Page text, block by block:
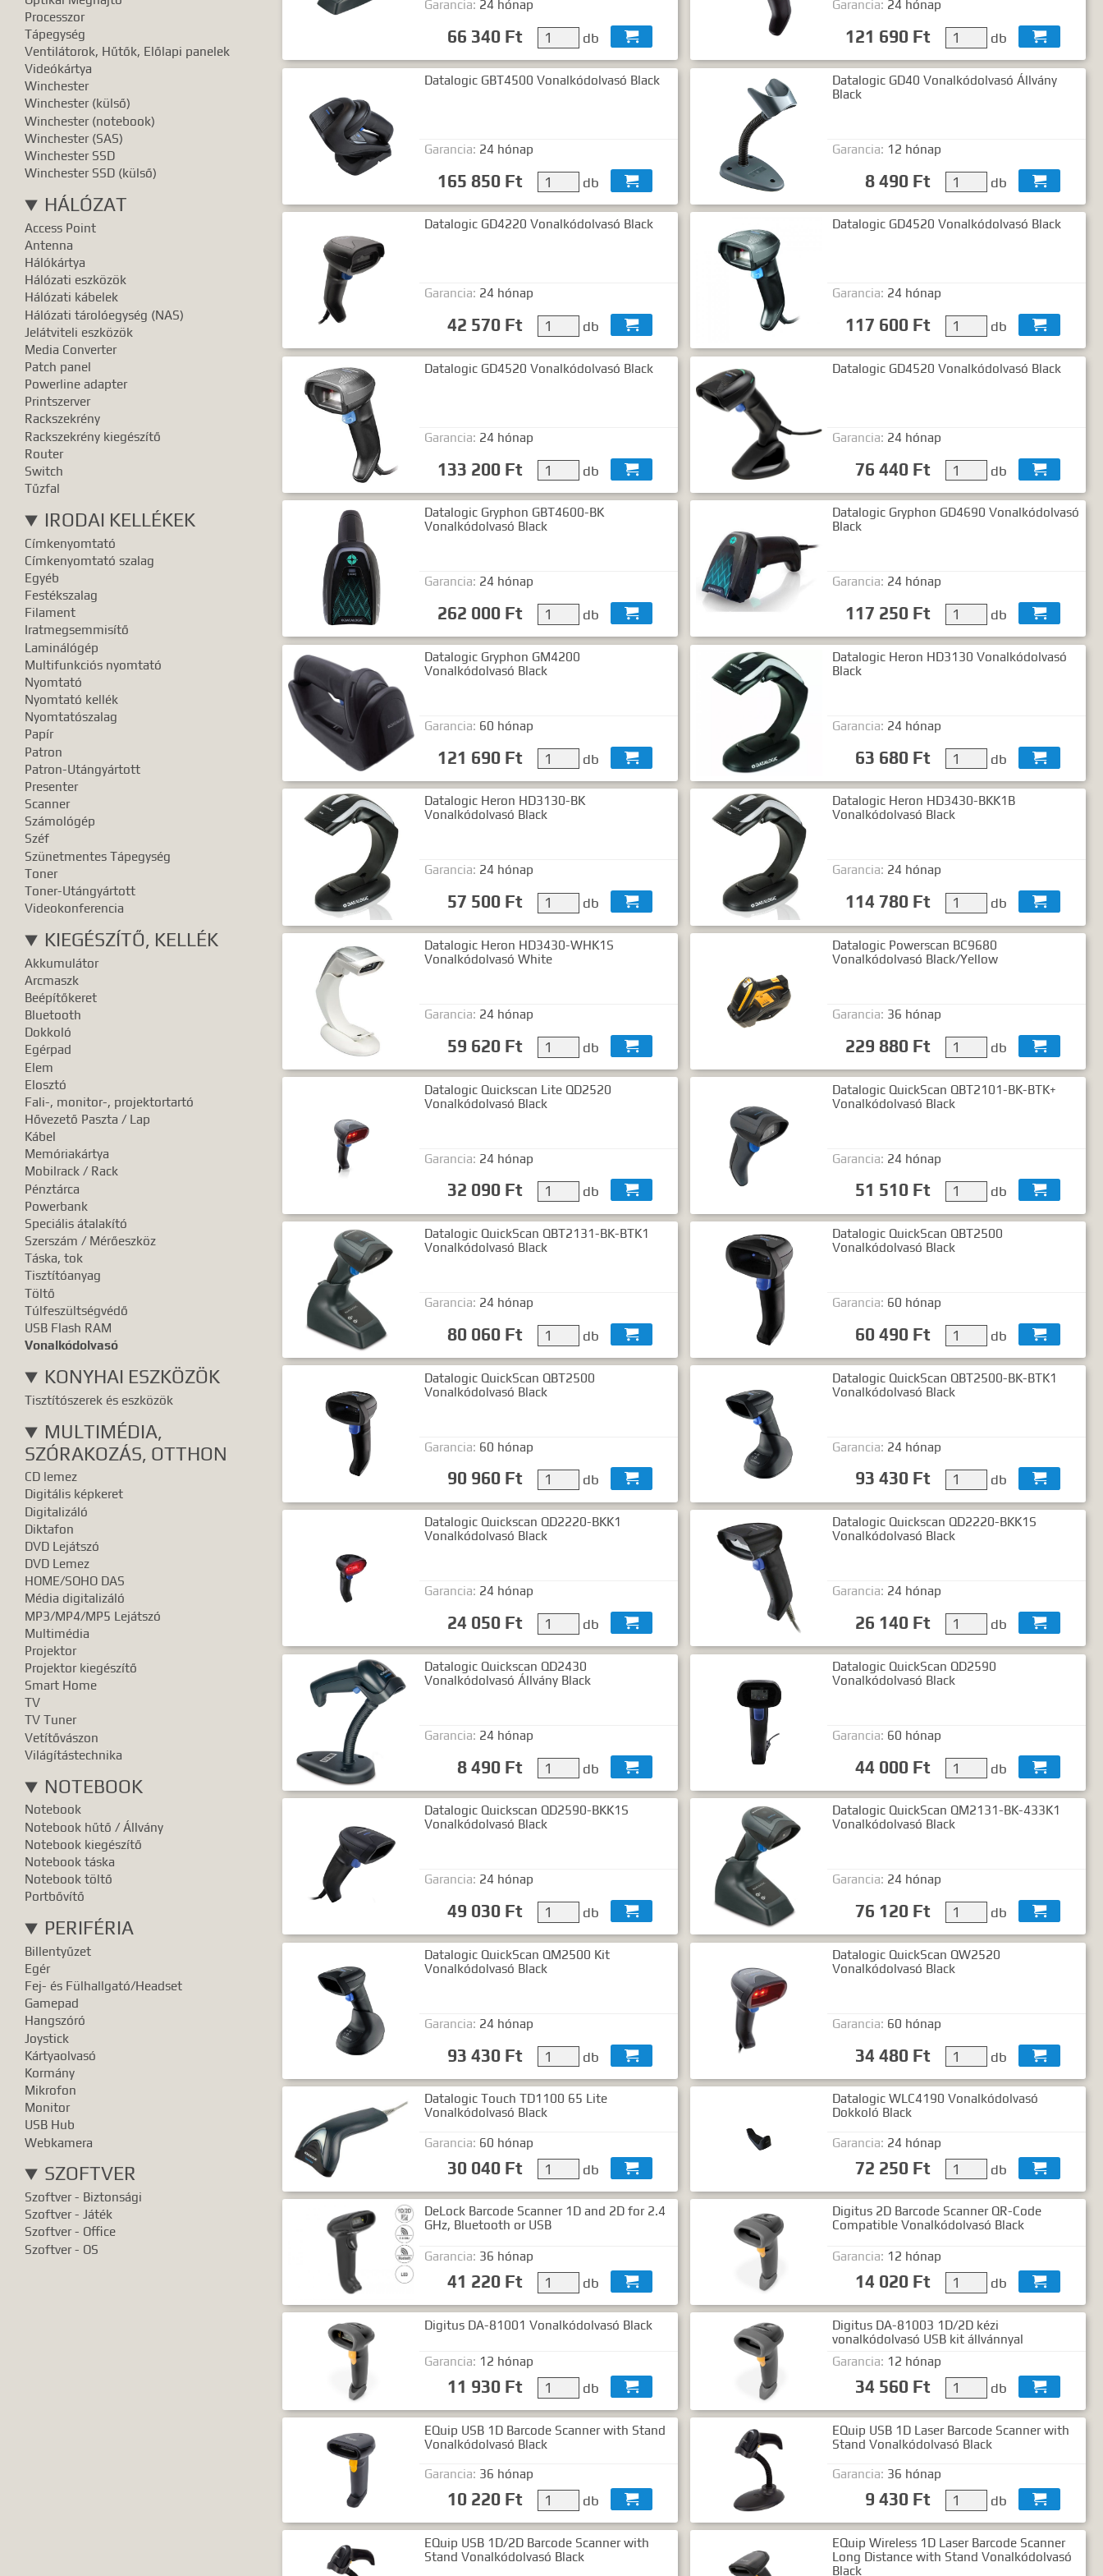
Pontos egyezéshez mindkét esetben használhatja az idézőjeleket:
"szó1 szó2 szó..."
Processzor
Tápegység
Ventilátorok, Hűtők, Előlapi panelek
Videókártya
Winchester
Winchester (külső)
Winchester (notebook)
Winchester (SAS)
Winchester SSD
Winchester SSD (külső)
HÁLÓZAT
Access Point
Antenna
Hálókártya
Hálózati eszközök
Hálózati kábelek
Hálózati tárolóegység (NAS)
Jelátviteli eszközök
Media Converter
Patch panel
Powerline adapter
Printszerver
Rackszekrény
Rackszekrény kiegészítő
Router
Switch
Tűzfal
IRODAI KELLÉKEK
Címkenyomtató
Címkenyomtató szalag
Egyéb
Festékszalag
Filament
Iratmegsemmisítő
Laminálógép
Multifunkciós nyomtató
Nyomtató
Nyomtató kellék
Nyomtatószalag
Papír
Patron
Patron-Utángyártott
Presenter
Scanner
Számológép
Széf
Szünetmentes Tápegység
Toner
Toner-Utángyártott
Videokonferencia
KIEGÉSZÍTŐ, KELLÉK
Akkumulátor
Arcmaszk
Beépítőkeret
Bluetooth
Dokkoló
Egérpad
Elem
Elosztó
Fali-, monitor-, projektortartó
Hővezető Paszta / Lap
Kábel
Memóriakártya
Mobilrack / Rack
Pénztárca
Powerbank
Speciális átalakító
Szerszám / Mérőeszköz
Táska, tok
Tisztítóanyag
Töltő
Túlfeszültségvédő
USB Flash RAM
Vonalkódolvasó
KONYHAI ESZKÖZÖK
Tisztítószerek és eszközök
MULTIMÉDIA,
SZÓRAKOZÁS, OTTHON
CD lemez
Digitális képkeret
Digitalizáló
Diktafon
DVD Lejátszó
DVD Lemez
HOME/SOHO DAS
Média digitalizáló
MP3/MP4/MP5 Lejátszó
Multimédia
Projektor
Projektor kiegészítő
Smart Home
TV
TV Tuner
Vetítővászon
Világítástechnika
NOTEBOOK
Notebook
Notebook hűtő / Állvány
Notebook kiegészítő
Notebook táska
Notebook töltő
Portbővítő
PERIFÉRIA
Billentyűzet
Egér
Fej- és Fülhallgató/Headset
Gamepad
Hangszóró
Joystick
Kártyaolvasó
Kormány
Mikrofon
Monitor
USB Hub
Webkamera
SZOFTVER
Szoftver - Biztonsági
Szoftver - Játék
Szoftver - Office
Szoftver - OS
Garancia: 24 hónap
66 340 Ft db 
Garancia: 24 hónap
121 690 Ft db 
Datalogic GBT4500 Vonalkódolvasó Black
Garancia: 24 hónap
165 850 Ft db 
Datalogic GD40 Vonalkódolvasó Állvány
Black
Garancia: 12 hónap
8 490 Ft db 
Datalogic GD4220 Vonalkódolvasó Black
Garancia: 24 hónap
42 570 Ft db 
Datalogic GD4520 Vonalkódolvasó Black
Garancia: 24 hónap
117 600 Ft db 
Datalogic GD4520 Vonalkódolvasó Black
Garancia: 24 hónap
133 200 Ft db 
Datalogic GD4520 Vonalkódolvasó Black
Garancia: 24 hónap
76 440 Ft db 
Datalogic Gryphon GBT4600-BK
Vonalkódolvasó Black
Garancia: 24 hónap
262 000 Ft db 
Datalogic Gryphon GD4690 Vonalkódolvasó
Black
Garancia: 24 hónap
117 250 Ft db 
Datalogic Gryphon GM4200
Vonalkódolvasó Black
Garancia: 60 hónap
121 690 Ft db 
Datalogic Heron HD3130 Vonalkódolvasó
Black
Garancia: 24 hónap
63 680 Ft db 
Datalogic Heron HD3130-BK
Vonalkódolvasó Black
Garancia: 24 hónap
57 500 Ft db 
Datalogic Heron HD3430-BKK1B
Vonalkódolvasó Black
Garancia: 24 hónap
114 780 Ft db 
Datalogic Heron HD3430-WHK1S
Vonalkódolvasó White
Garancia: 24 hónap
59 620 Ft db 
Datalogic Powerscan BC9680
Vonalkódolvasó Black/Yellow
Garancia: 36 hónap
229 880 Ft db 
Datalogic Quickscan Lite QD2520
Vonalkódolvasó Black
Garancia: 24 hónap
32 090 Ft db 
Datalogic QuickScan QBT2101-BK-BTK+
Vonalkódolvasó Black
Garancia: 24 hónap
51 510 Ft db 
Datalogic QuickScan QBT2131-BK-BTK1
Vonalkódolvasó Black
Garancia: 24 hónap
80 060 Ft db 
Datalogic QuickScan QBT2500
Vonalkódolvasó Black
Garancia: 60 hónap
60 490 Ft db 
Datalogic QuickScan QBT2500
Vonalkódolvasó Black
Garancia: 60 hónap
90 960 Ft db 
Datalogic QuickScan QBT2500-BK-BTK1
Vonalkódolvasó Black
Garancia: 24 hónap
93 430 Ft db 
Datalogic Quickscan QD2220-BKK1
Vonalkódolvasó Black
Garancia: 24 hónap
24 050 Ft db 
Datalogic Quickscan QD2220-BKK1S
Vonalkódolvasó Black
Garancia: 24 hónap
26 140 Ft db 
Datalogic Quickscan QD2430
Vonalkódolvasó Állvány Black
Garancia: 24 hónap
8 490 Ft db 
Datalogic QuickScan QD2590
Vonalkódolvasó Black
Garancia: 60 hónap
44 000 Ft db 
Datalogic Quickscan QD2590-BKK1S
Vonalkódolvasó Black
Garancia: 24 hónap
49 030 Ft db 
Datalogic QuickScan QM2131-BK-433K1
Vonalkódolvasó Black
Garancia: 24 hónap
76 120 Ft db 
Datalogic QuickScan QM2500 Kit
Vonalkódolvasó Black
Garancia: 24 hónap
93 430 Ft db 
Datalogic QuickScan QW2520
Vonalkódolvasó Black
Garancia: 60 hónap
34 480 Ft db 
Datalogic Touch TD1100 65 Lite
Vonalkódolvasó Black
Garancia: 60 hónap
30 040 Ft db 
Datalogic WLC4190 Vonalkódolvasó
Dokkoló Black
Garancia: 24 hónap
72 250 Ft db 
DeLock Barcode Scanner 1D and 2D for 2.4
GHz, Bluetooth or USB
Garancia: 36 hónap
41 220 Ft db 
Digitus 2D Barcode Scanner QR-Code
Compatible Vonalkódolvasó Black
Garancia: 12 hónap
14 020 Ft db 
Digitus DA-81001 Vonalkódolvasó Black
Garancia: 12 hónap
11 930 Ft db 
Digitus DA-81003 1D/2D kézi
vonalkódolvasó USB kit állvánnyal
Garancia: 12 hónap
34 560 Ft db 
EQuip USB 1D Barcode Scanner with Stand
Vonalkódolvasó Black
Garancia: 36 hónap
10 220 Ft db 
EQuip USB 1D Laser Barcode Scanner with
Stand Vonalkódolvasó Black
Garancia: 36 hónap
9 430 Ft db 
EQuip USB 1D/2D Barcode Scanner with
Stand Vonalkódolvasó Black
EQuip Wireless 1D Laser Barcode Scanner
Long Distance with Stand Vonalkódolvasó
Black